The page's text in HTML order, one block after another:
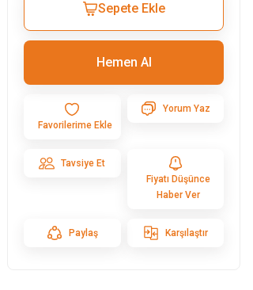
Sepete Ekle
Hemen Al
Yorum Yaz
Tavsiye Et
Fiyatı Düşünce
Haber Ver
Paylaş Karşılaştır